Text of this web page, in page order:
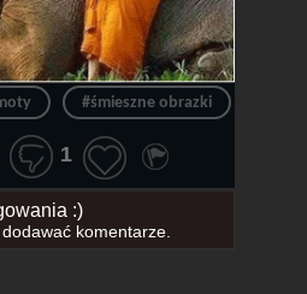
#śmieszne obrazki
1
:)
komentarze.